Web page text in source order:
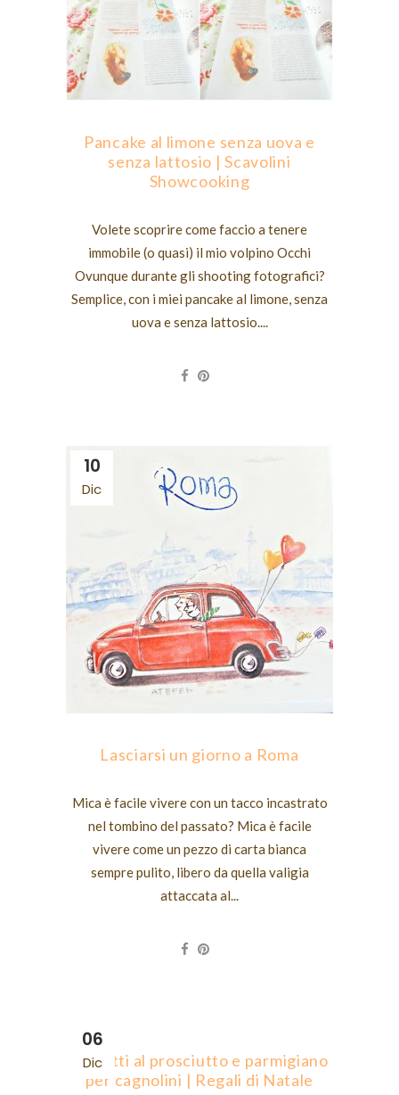
Pancake al limone senza uova e
senza lattosio | Scavolini
Showcooking
Volete scoprire come faccio a tenere
immobile (o quasi) il mio volpino Occhi
Ovunque durante gli shooting fotografici?
Semplice, con i miei pancake al limone, senza
uova e senza lattosio....
10
Dic
Lasciarsi un giorno a Roma
Mica è facile vivere con un tacco incastrato
nel tombino del passato? Mica è facile
vivere come un pezzo di carta bianca
sempre pulito, libero da quella valigia
attaccata al...
06
Dic
Biscotti al prosciutto e parmigiano
per cagnolini | Regali di Natale